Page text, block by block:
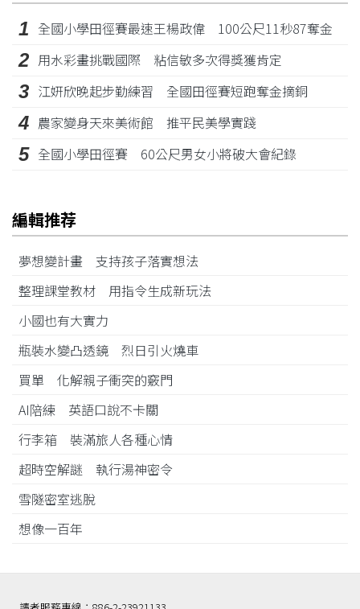
1 全國小學田徑賽最速王楊政偉 100公尺11秒87奪金
2 用水彩畫挑戰國際 粘信敏多次得獎獲肯定
3 江姸欣晚起步勤練習 全國田徑賽短跑奪金摘銅
4 農家變身天來美術館 推平民美學實踐
5 全國小學田徑賽 60公尺男女小將破大會紀錄
編輯推荐
夢想變計畫 支持孩子落實想法
整理課堂教材 用指令生成新玩法
小國也有大實力
瓶裝水變凸透鏡 烈日引火燒車
買單 化解親子衝突的竅門
AI陪練 英語口說不卡關
行李箱 裝滿旅人各種心情
超時空解謎 執行湯神密令
雪隧密室逃脫
想像一百年